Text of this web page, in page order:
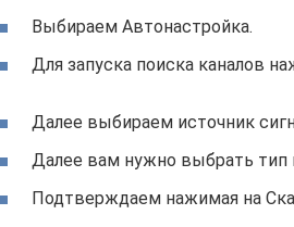
Выбираем Автонастройка.
Для запуска поиска каналов
Далее выбираем источник
Далее вам нужно выбрать
Подтверждаем нажимая на